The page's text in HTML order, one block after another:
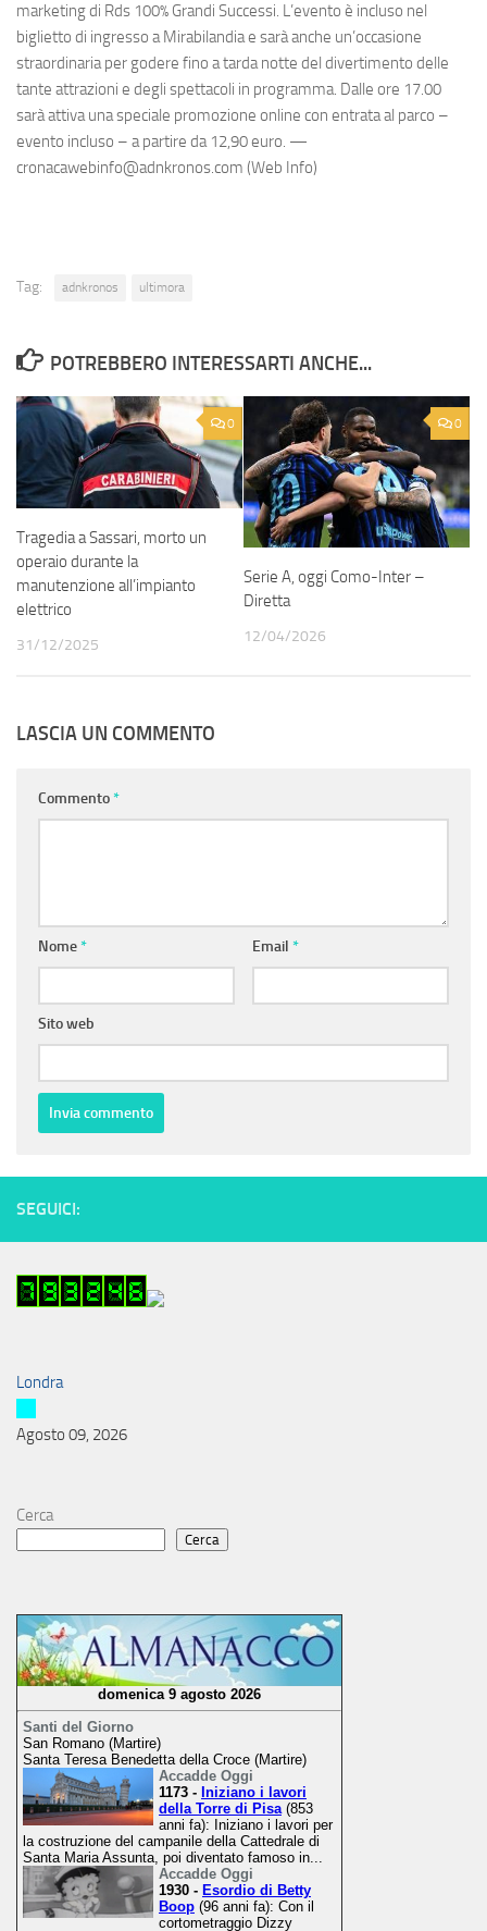
marketing di Rds 100% Grandi Successi. L’evento è incluso nel
biglietto di ingresso a Mirabilandia e sarà anche un’occasione
straordinaria per godere fino a tarda notte del divertimento delle
tante attrazioni e degli spettacoli in programma. Dalle ore 17.00
sarà attiva una speciale promozione online con entrata al parco –
evento incluso – a partire da 12,90 euro. —
cronacawebinfo@adnkronos.com (Web Info)
Tag: adnkronos ultimora
POTREBBERO INTERESSARTI ANCHE...
0
Tragedia a Sassari, morto un
operaio durante la
manutenzione all’impianto
elettrico
31/12/2025
0
Serie A, oggi Como-Inter –
Diretta
12/04/2026
LASCIA UN COMMENTO
Commento*
Nome* Email *
Sito web
SEGUICI:
Londra
Agosto 09, 2026
Cerca
Cerca